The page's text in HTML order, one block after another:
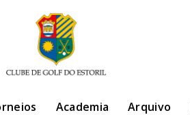
Academia Arquivo